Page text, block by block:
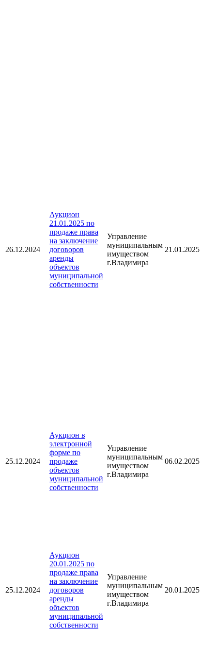
26.12.2024
Аукцион
21.01.2025 по
продаже права
на заключение
договоров
аренды
объектов
муниципальной
собственности
Управление
муниципальным
имуществом
г.Владимира
21.01.2025
25.12.2024
Аукцион в
электронной
форме по
продаже
объектов
муниципальной
собственности
Управление
муниципальным
имуществом
г.Владимира
06.02.2025
25.12.2024
Аукцион
20.01.2025 по
продаже права
на заключение
договоров
аренды
объектов
муниципальной
собственности
Управление
муниципальным
имуществом
г.Владимира
20.01.2025